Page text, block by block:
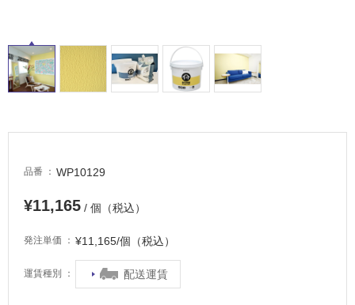
品番 WP10129
¥11,165 / 個（税込）
発注単価 ¥11,165/個（税込）
運賃種別 配送運賃
タ
イ
ル